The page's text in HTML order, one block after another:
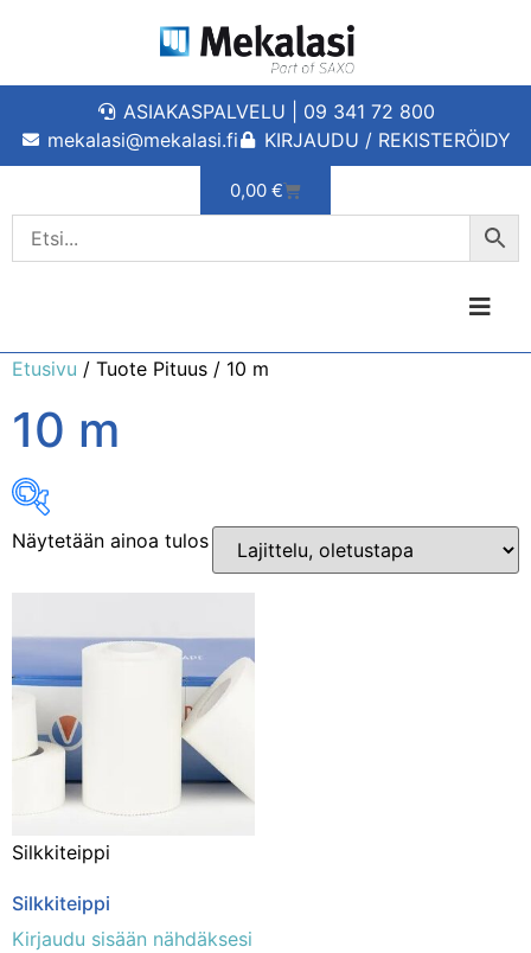
ASIAKASPALVELU | 09 341 72 800
mekalasi@mekalasi.fi
KIRJAUDU / REKISTERÖIDY
0,00 €
Etusivu / Tuote Pituus / 10 m
10 m
Osastot
Kuntoutus ja terapia
Näytetään ainoa tulos
Silkkiteippi
Silkkiteippi
Kirjaudu sisään nähdäksesi